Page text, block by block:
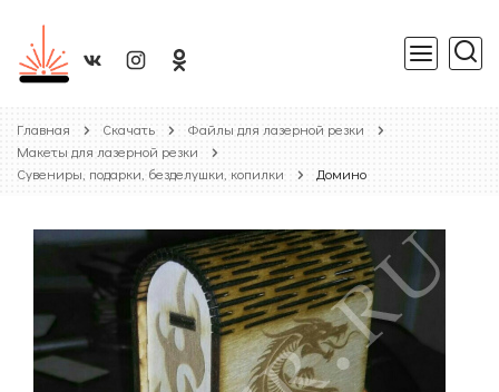
Главная Скачать
Файлы для лазерной резки
Макеты для лазерной резки
Сувениры, подарки, безделушки, копилки
Домино